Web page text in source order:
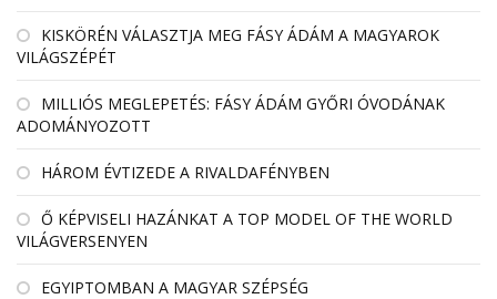
KISKÖRÉN VÁLASZTJA MEG FÁSY ÁDÁM A MAGYAROK
VILÁGSZÉPÉT
MILLIÓS MEGLEPETÉS: FÁSY ÁDÁM GYŐRI ÓVODÁNAK
ADOMÁNYOZOTT
HÁROM ÉVTIZEDE A RIVALDAFÉNYBEN
Ő KÉPVISELI HAZÁNKAT A TOP MODEL OF THE WORLD
VILÁGVERSENYEN
EGYIPTOMBAN A MAGYAR SZÉPSÉG